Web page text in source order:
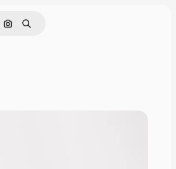
Pesquisar por imagem
Buscar